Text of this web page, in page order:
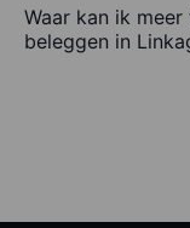
Waar kan ik
beleggen in